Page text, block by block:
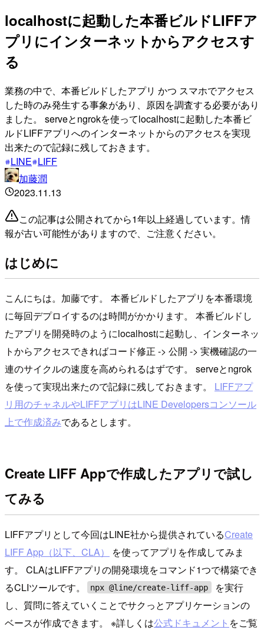
localhostに起動した本番ビルドLIFFア
プリにインターネットからアクセスす
る
業務の中で、本番ビルドしたアプリ かつ スマホでアクセス
した時のみ発生する事象があり、原因を調査する必要があり
ました。 serveとngrokを使ってlocalhostに起動した本番ビ
ルドLIFFアプリへのインターネットからのアクセスを実現
出来たので記録に残しておきます。
LINE LIFF
加藤潤
2023.11.13
この記事は公開されてから1年以上経過しています。情
報が古い可能性がありますので、ご注意ください。
はじめに
こんにちは。加藤です。 本番ビルドしたアプリを本番環境
に毎回デプロイするのは時間がかかります。 本番ビルドし
たアプリを開発時のようにlocalhostに起動し、インターネッ
トからアクセスできればコード修正 -> 公開 -> 実機確認の一
連のサイクルの速度を高められるはずです。 serveとngrok
を使って実現出来たので記録に残しておきます。 LIFFアプ
リ用のチャネルやLIFFアプリはLINE Developersコンソール
上で作成済みであるとします。
Create LIFF Appで作成したアプリで試し
てみる
LIFFアプリとして今回はLINE社から提供されているCreate
LIFF App（以下、CLA）
を使ってアプリを作成してみま
す。 CLAはLIFFアプリの開発環境をコマンド1つで構築でき
るCLIツールです。
npx @line/create-liff-app
を実行
し、質問に答えていくことでサクっとアプリケーションの
ベースが作成できます。 ※詳しくは公式ドキュメント をご覧